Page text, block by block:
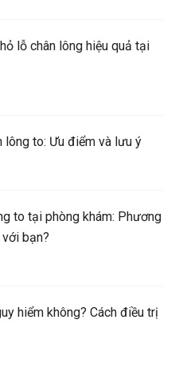
lỗ chân lông hiệu quả tại
lông to: Ưu điểm và lưu ý
to tại phòng khám: Phương
bạn?
hiểm không? Cách điều trị